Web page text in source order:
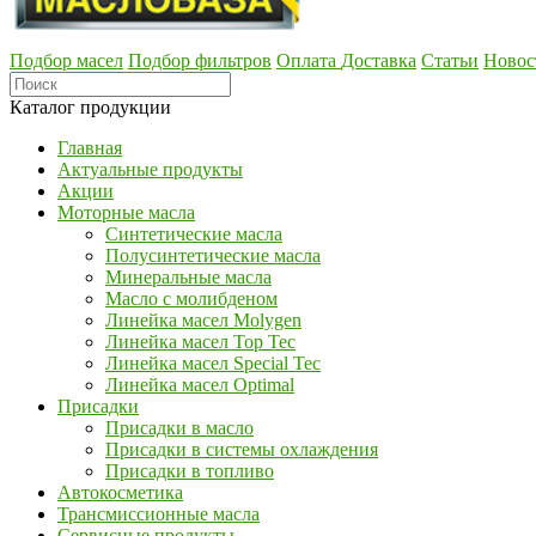
Подбор масел Подбор фильтров Оплата Доставка Статьи
Каталог продукции
Главная
Актуальные продукты
Акции
Моторные масла
Синтетические масла
Полусинтетические масла
Минеральные масла
Масло с молибденом
Линейка масел Molygen
Линейка масел Top Tec
Линейка масел Special Tec
Линейка масел Optimal
Присадки
Присадки в масло
Присадки в системы охлаждения
Присадки в топливо
Автокосметика
Трансмиссионные масла